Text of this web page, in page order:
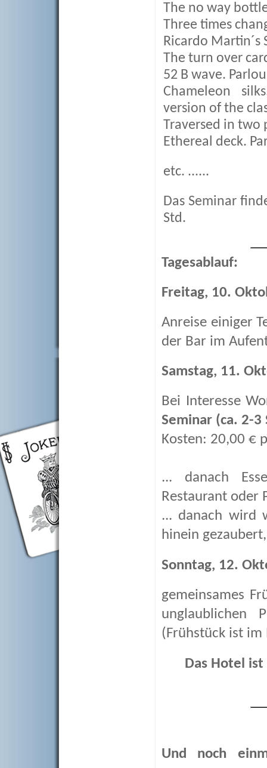
The no way
Three times
Ricardo Martin´s
The turn over
52 B wave.
Chameleon
version of the
Traversed in two
Ethereal deck.
etc. ......
Das Seminar
Std.
Tagesablauf:
Freitag, 10.
Anreise einiger
der Bar im
Samstag, 11.
Bei Interesse
Seminar (ca. 2-3
Kosten: 20,00 €
... danach
Restaurant oder
... danach wird
hinein
Sonntag, 12.
gemeinsames
unglaublichen
(Frühstück ist
Das Hotel
Und noch